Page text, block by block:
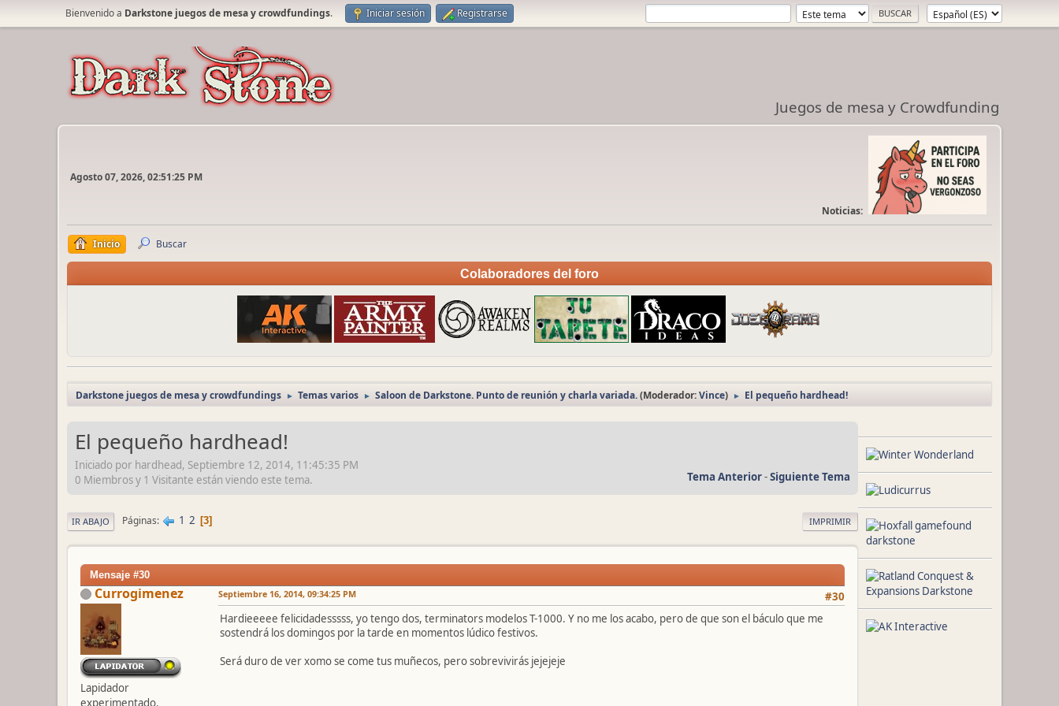
Bienvenido a Darkstone juegos de mesa y crowdfundings. Iniciar sesión Registrarse
Juegos de mesa y Crowdfunding
Agosto 07, 2026, 02:51:25 PM
Noticias:
Inicio Buscar
Colaboradores del foro
Darkstone juegos de mesa y crowdfundings ► Temas varios ► Saloon de Darkstone. Punto de reunión y charla variada.(Moderador:Vince) ► El pequeño hardhead!
El pequeño hardhead!
Iniciado por hardhead, Septiembre 12, 2014, 11:45:35 PM
Tema Anterior-Siguiente Tema
0 Miembros y 1 Visitante están viendo este tema.
IMPRIMIR
IR ABAJO Páginas 1 2 3
Mensaje #30
Currogimenez
Lapidador
experimentado.
#30
Septiembre 16, 2014, 09:34:25 PM
Hardieeeee felicidadesssss, yo tengo dos, terminators modelos T-1000. Y no me los acabo, pero de que son el báculo que me
sostendrá los domingos por la tarde en momentos lúdico festivos.
Será duro de ver xomo se come tus muñecos, pero sobrevivirás jejejeje